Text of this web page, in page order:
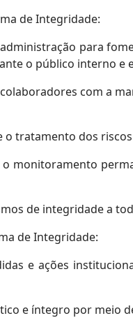
de Integridade:
para
o público interno e
com a
o tratamento dos
monitoramento
de integridade a
de Integridade:
e ações
e íntegro por meio